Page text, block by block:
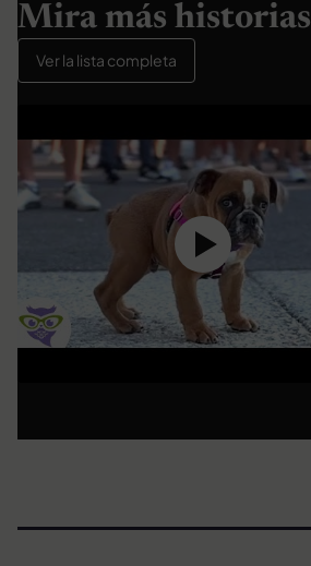
Mira más historias
Ver la lista completa